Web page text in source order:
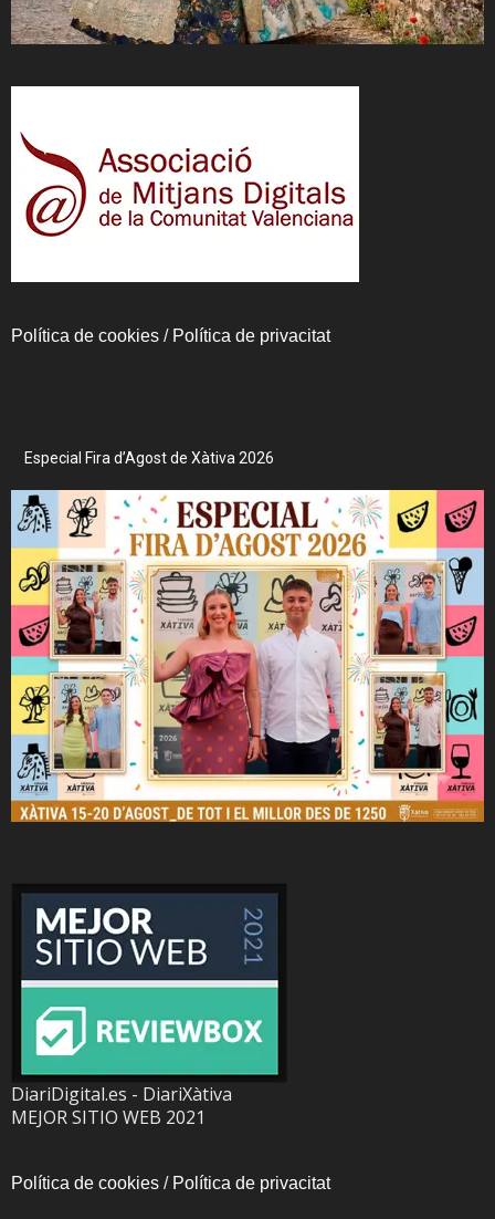
Política de cookies / Política de privacitat
Especial Fira d’Agost de Xàtiva 2026
DiariDigital.es - DiariXàtiva
MEJOR SITIO WEB 2021
Política de cookies / Política de privacitat